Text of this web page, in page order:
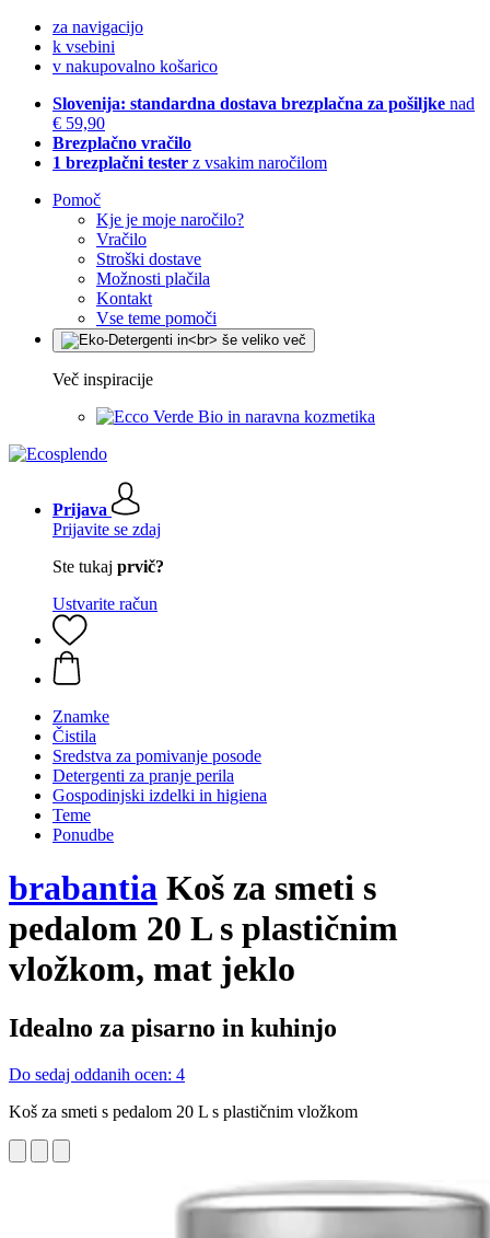
za navigacijo
k vsebini
v nakupovalno košarico
Slovenija: standardna dostava brezplačna za pošiljke nad
€ 59,90
Brezplačno vračilo
1 brezplačni tester z vsakim naročilom
Pomoč
Kje je moje naročilo?
Vračilo
Stroški dostave
Možnosti plačila
Kontakt
Vse teme pomoči
Več inspiracije
Bio in naravna kozmetika
Prijava
Prijavite se zdaj
Ste tukaj prvič?
Ustvarite račun
Znamke
Čistila
Sredstva za pomivanje posode
Detergenti za pranje perila
Gospodinjski izdelki in higiena
Teme
Ponudbe
brabantia Koš za smeti s
pedalom 20 L s plastičnim
vložkom, mat jeklo
Idealno za pisarno in kuhinjo
Do sedaj oddanih ocen: 4
Koš za smeti s pedalom 20 L s plastičnim vložkom